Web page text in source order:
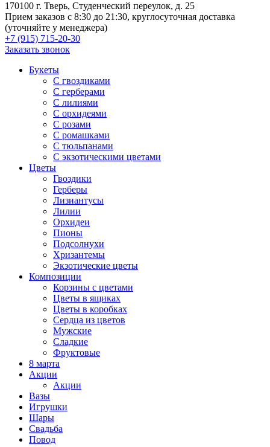
170100 г. Тверь, Студенческий переулок, д. 25
Прием заказов с 8:30 до 21:30, круглосуточная доставка
(уточняйте у менеджера)
+7 (915) 715-20-30
Заказать звонок
Букеты
С гвоздиками
С герберами
С лилиями
С орхидеями
С розами
С ромашками
С тюльпанами
С экзотическими цветами
Цветы
Гвоздики
Герберы
Лизиантусы
Лилии
Орхидеи
Пионы
Подсолнухи
Хризантемы
Экзотические цветы
Композиции
Корзины с цветами
Цветы в ящиках
Цветы в коробках
Сердца из цветов
Мужские
Сладкие
Фруктовые
8 марта
Акции
Акции
Вазы
Игрушки
Шары
Свадьба
Повод